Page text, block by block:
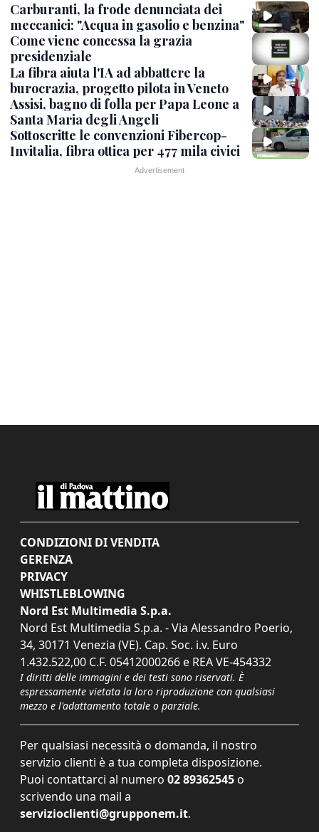
Carburanti, la frode denunciata dei
meccanici: "Acqua in gasolio e benzina"
Come viene concessa la grazia
presidenziale
La fibra aiuta l'IA ad abbattere la
burocrazia, progetto pilota in Veneto
Assisi, bagno di folla per Papa Leone a
Santa Maria degli Angeli
Sottoscritte le convenzioni Fibercop-
Invitalia, fibra ottica per 477 mila civici
CONDIZIONI DI VENDITA
GERENZA
PRIVACY
WHISTLEBLOWING
Nord Est Multimedia S.p.a.
Nord Est Multimedia S.p.a. - Via Alessandro Poerio,
34, 30171 Venezia (VE). Cap. Soc. i.v. Euro
1.432.522,00 C.F. 05412000266 e REA VE-454332
I diritti delle immagini e dei testi sono riservati. È
espressamente vietata la loro riproduzione con qualsiasi
mezzo e l'adattamento totale o parziale.
Per qualsiasi necessità o domanda, il nostro
servizio clienti è a tua completa disposizione.
Puoi contattarci al numero 02 89362545 o
scrivendo una mail a
servizioclienti@grupponem.it.